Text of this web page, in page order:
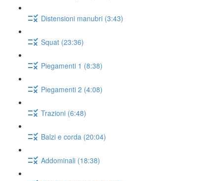
Distensioni manubri (3:43)
Squat (23:36)
Piegamenti 1 (8:38)
Piegamenti 2 (4:08)
Trazioni (6:48)
Balzi e corda (20:04)
Addominali (18:38)